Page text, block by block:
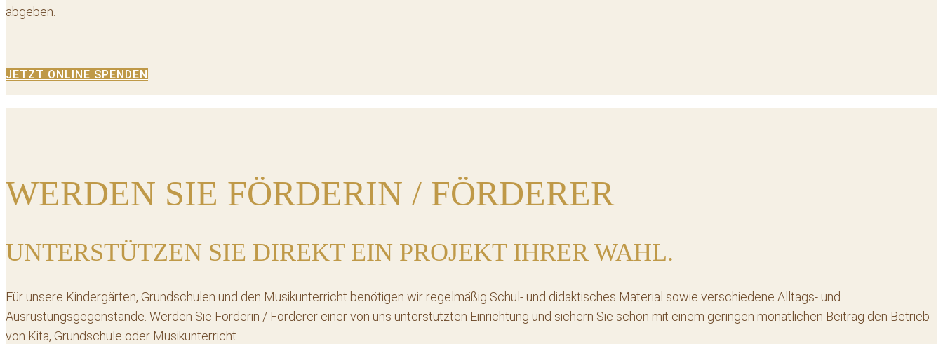
abgeben.
JETZT ONLINE SPENDEN
WERDEN SIE FÖRDERIN / FÖRDERER
UNTERSTÜTZEN SIE DIREKT EIN PROJEKT IHRER WAHL.
Für unsere Kindergärten, Grundschulen und den Musikunterricht benötigen wir regelmäßig Schul- und didaktisches Material sowie verschiedene Alltags- und
Ausrüstungsgegenstände. Werden Sie Förderin / Förderer einer von uns unterstützten Einrichtung und sichern Sie schon mit einem geringen monatlichen Beitrag den Betrieb
von Kita, Grundschule oder Musikunterricht.